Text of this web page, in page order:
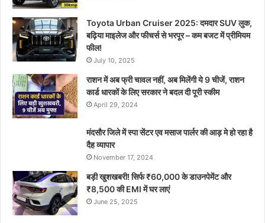
Toyota Urban Cruiser 2025: दमदार SUV लुक,
बढ़िया माइलेज और फीचर्स से भरपूर – कम बजट में प्रीमियम
फील!
July 10, 2025
राशन में अब फ्री चावल नहीं, अब मिलेंगी ये 9 चीजें, राशन
कार्ड धारकों के लिए सरकार ने बदल दी पूरी स्कीम
April 29, 2024
मंदसौर जिले में स्पा सेंटर एव मसाज पार्लर की आड़ मे हो रहा है
दैह व्यापार
November 17, 2024
बड़ी खुशखबरी! सिर्फ ₹60,000 के डाउनपेमेंट और
₹8,500 की EMI में घर लाएं
June 25, 2025